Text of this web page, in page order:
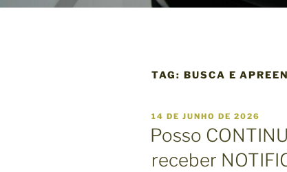
TAG: BUSCA E
P
U
B
I
14 DE JUNHO DE 2026
Posso
receber